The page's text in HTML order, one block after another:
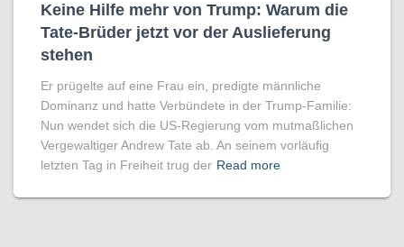
Keine Hilfe mehr von Trump: Warum die
Tate-Brüder jetzt vor der Auslieferung
stehen
Er prügelte auf eine Frau ein, predigte männliche
Dominanz und hatte Verbündete in der Trump-Familie:
Nun wendet sich die US-Regierung vom mutmaßlichen
Vergewaltiger Andrew Tate ab. An seinem vorläufig
letzten Tag in Freiheit trug der Read more